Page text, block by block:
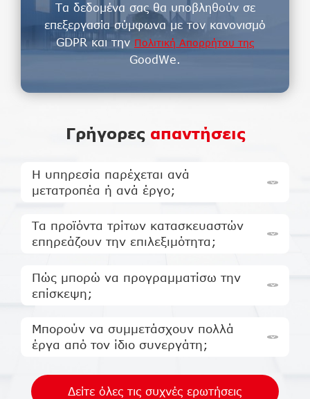
Τα δεδομένα σας θα υποβληθούν σε
επεξεργασία σύμφωνα με τον κανονισμό
GDPR και την Πολιτική Απορρήτου της
GoodWe.
Γρήγορες απαντήσεις
Η υπηρεσία παρέχεται ανά
μετατροπέα ή ανά έργο;
Τα προϊόντα τρίτων κατασκευαστών
επηρεάζουν την επιλεξιμότητα;
Πώς μπορώ να προγραμματίσω την
επίσκεψη;
Μπορούν να συμμετάσχουν πολλά
έργα από τον ίδιο συνεργάτη;
Δείτε όλες τις συχνές ερωτήσεις